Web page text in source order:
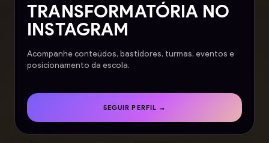
TRANSFORMATÓRIA NO
INSTAGRAM
Acompanhe conteúdos, bastidores, turmas, eventos e
posicionamento da escola.
SEGUIR PERFIL →